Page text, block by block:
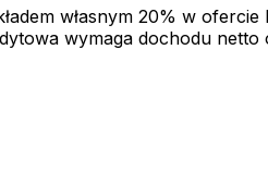
własnym 20% w ofercie
wymaga dochodu netto